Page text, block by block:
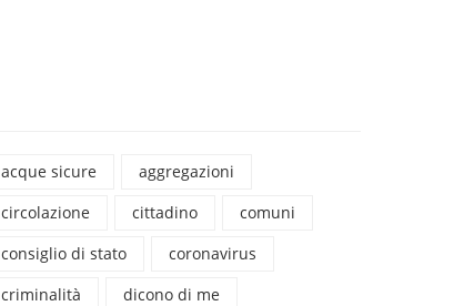
acque sicure
aggregazioni
circolazione
cittadino
comuni
consiglio di stato
coronavirus
criminalità
dicono di me